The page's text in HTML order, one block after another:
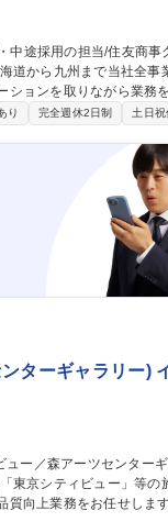
道から九州まで当社全事
ョンを取りながら業務を
選定・準備・出席、候
務管理・人事システム・
原/採用担当】
り 完全週休2日制 土日祝
ターギャラリー)
東京シティビュー」等の
務をお任せします。 ■現場マ